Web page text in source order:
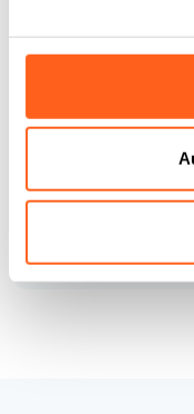
Buchen Sie jetzt
Infos